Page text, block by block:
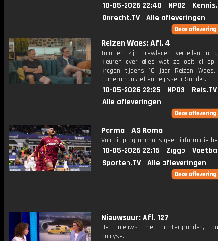
10-05-2026 22:40 NPO2
Onrecht.TV
Alle afleveringen
Reizen Waes: Afl. 4
Tom en zijn crewleden vertellen in
kleuren over alles wat ze ooit al op
kregen tijdens 10 jaar Reizen
cameraman Jef en regisseur Sander.
10-05-2026 22:25 NPO3
Reis.TV
Alle afleveringen
Parma - AS Roma
Van dit programma is geen informatie
10-05-2026 22:15 Ziggo
Sporten.TV
Alle afleveringen
Nieuwsuur: Afl. 127
Het nieuws met achtergronden,
analyse.